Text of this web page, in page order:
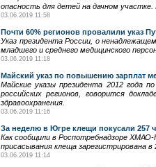
опасность для детей на дачном
03.06.2019 11:58
Почти 60% регионов провалили указ
Указ президента России, о
младшего и среднего медицинского
03.06.2019 11:18
Майский указ по повышению зарплат
Майские указы президента 2012 года
российских регионов, говорится
здравоохранения.
03.06.2019 11:16
За неделю в Югре клещи покусали 257
Как сообщили в Роспотребнадзоре
присасывания клеща зарегистрирована
03.06.2019 11:14